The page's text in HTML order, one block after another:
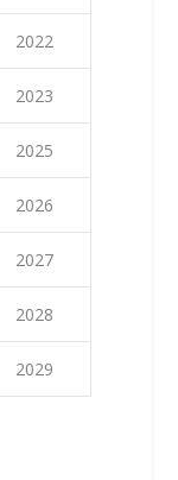
2022
2023
2025
2026
2027
2028
2029